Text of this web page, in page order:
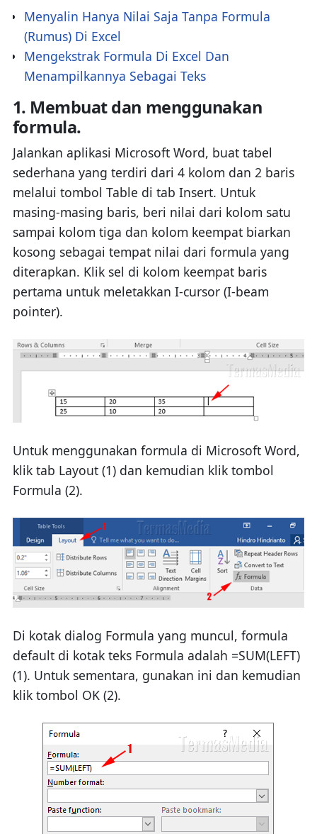
Menyalin Hanya Nilai Saja Tanpa Formula
(Rumus) Di Excel
Mengekstrak Formula Di Excel Dan
Menampilkannya Sebagai Teks
1. Membuat dan menggunakan
formula.
Jalankan aplikasi Microsoft Word, buat tabel
sederhana yang terdiri dari 4 kolom dan 2 baris
melalui tombol Table di tab Insert. Untuk
masing-masing baris, beri nilai dari kolom satu
sampai kolom tiga dan kolom keempat biarkan
kosong sebagai tempat nilai dari formula yang
diterapkan. Klik sel di kolom keempat baris
pertama untuk meletakkan I-cursor (I-beam
pointer).
Untuk menggunakan formula di Microsoft Word,
klik tab Layout (1) dan kemudian klik tombol
Formula (2).
Di kotak dialog Formula yang muncul, formula
default di kotak teks Formula adalah =SUM(LEFT)
(1). Untuk sementara, gunakan ini dan kemudian
klik tombol OK (2).